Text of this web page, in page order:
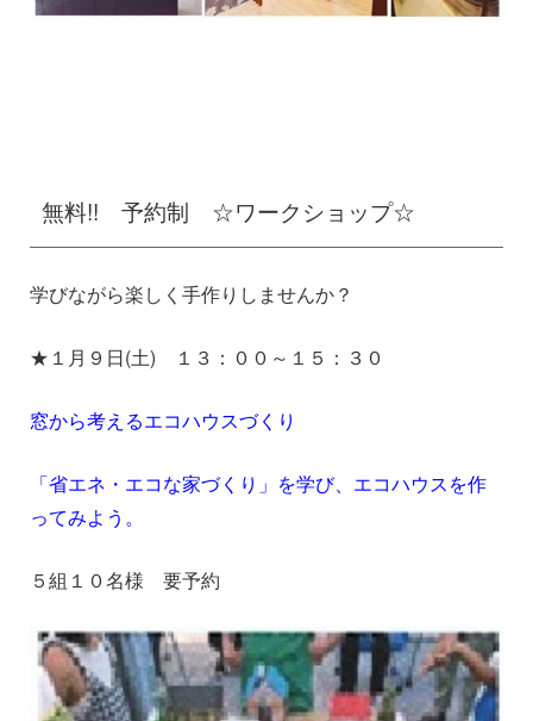
無料!! 予約制 ☆ワークショップ☆
学びながら楽しく手作りしませんか？
★１月９日(土) １３：００～１５：３０
窓から考えるエコハウスづくり
「省エネ・エコな家づくり」を学び、エコハウスを作
ってみよう。
５組１０名様 要予約